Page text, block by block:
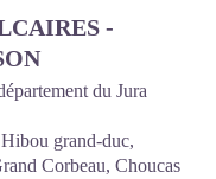
-
du Jura
grand-duc,
Corbeau, Choucas